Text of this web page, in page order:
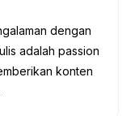
dengan
adalah passion
konten